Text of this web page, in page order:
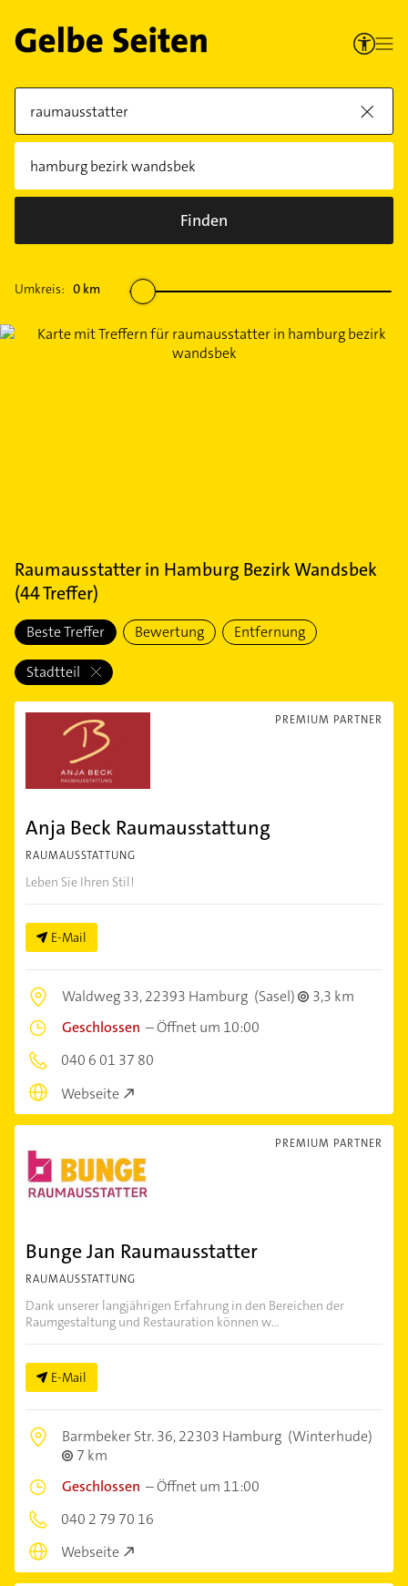
Finden
Umkreis: 0 km
Raumausstatterin Hamburg Bezirk Wandsbek
(44Treffer)
Beste Treffer Bewertung Entfernung
Stadtteil
PREMIUM PARTNER
Anja Beck Raumausstattung
RAUMAUSSTATTUNG
Leben Sie Ihren Stil!
E-Mail
Waldweg 33,22393 Hamburg (Sasel)
3,3 km
Geschlossen –Öffnet um 10:00
040 6 01 37 80
Webseite
PREMIUM PARTNER
Bunge Jan Raumausstatter
RAUMAUSSTATTUNG
Dank unserer langjährigen Erfahrung in den Bereichen der
Raumgestaltung und Restauration können w...
E-Mail
Barmbeker Str. 36,22303 Hamburg (Winterhude)
7 km
Geschlossen –Öffnet um 11:00
040 2 79 70 16
Webseite